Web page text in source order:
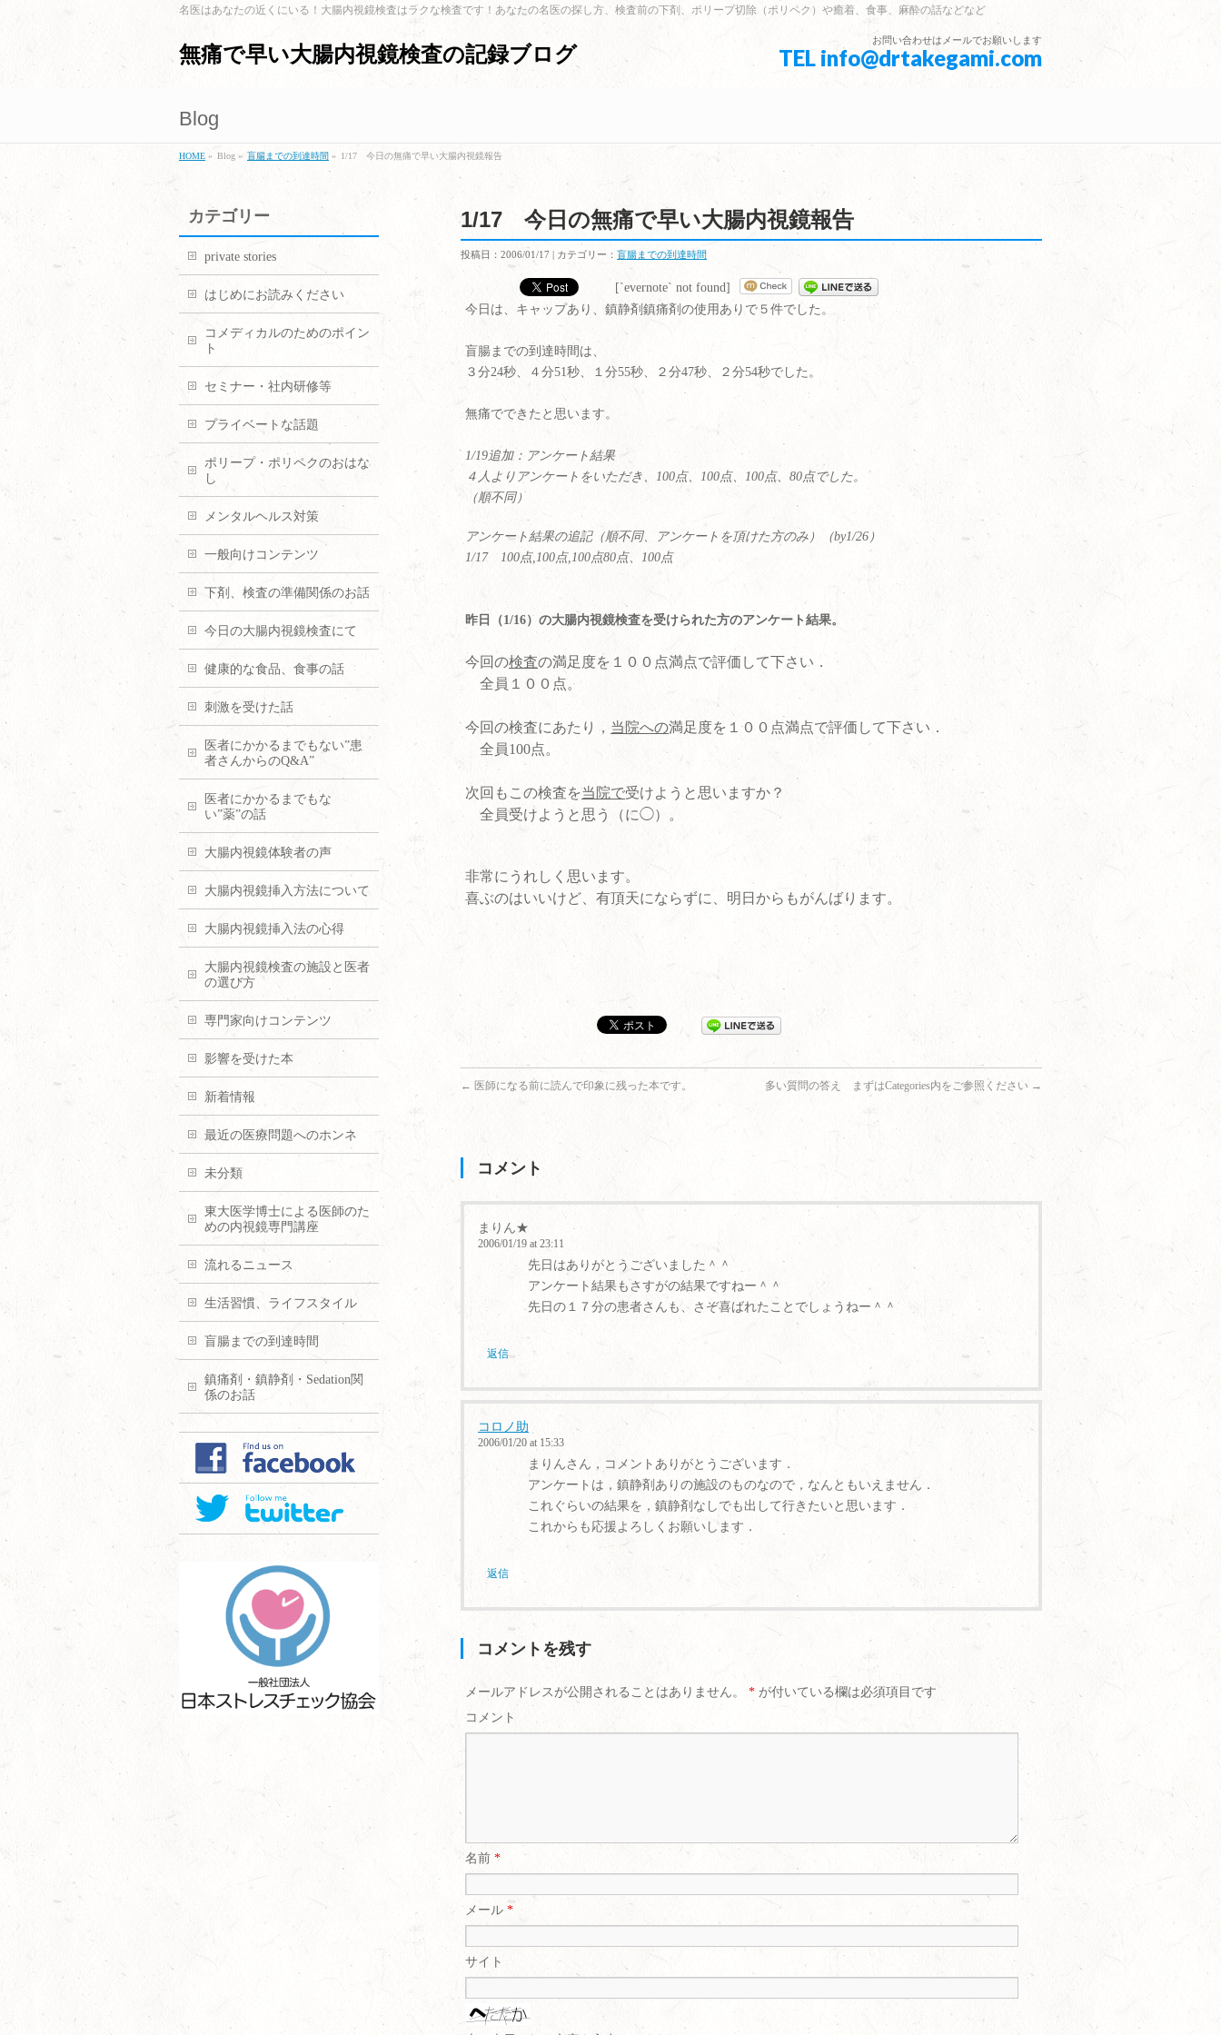
名医はあなたの近くにいる！大腸内視鏡検査はラクな検査です！あなたの名医の探し方、検査前の下剤、ポリープ切除（ポリペク）や癒着、食事、麻酔の話などなど
無痛で早い大腸内視鏡検査の記録ブログ
お問い合わせはメールでお願いします
TEL info@drtakegami.com
Blog
HOME » Blog » 盲腸までの到達時間 » 1/17 今日の無痛で早い大腸内視鏡報告
1/17 今日の無痛で早い大腸内視鏡報告
投稿日：2006/01/17 | カテゴリー： 盲腸までの到達時間
[`evernote` not found]
今日は、キャップあり、鎮静剤鎮痛剤の使用ありで５件でした。
盲腸までの到達時間は、
３分24秒、４分51秒、１分55秒、２分47秒、２分54秒でした。
無痛でできたと思います。
1/19追加：アンケート結果
４人よりアンケートをいただき、100点、100点、100点、80点でした。
（順不同）
アンケート結果の追記（順不同、アンケートを頂けた方のみ）（by1/26 ）
1/17
100点,100点,100点80点、 100点
昨日（1/16）の大腸内視鏡検査を受けられた方のアンケート結果。
今回の検査の満足度を１００点満点で評価して下さい．
全員１００点。
今回の検査にあたり， 当院への満足度を１００点満点で評価して下さい．
全員100点。
次回もこの検査を当院で受けようと思いますか？
全員受けようと思う（に◯）。
非常にうれしく思います。
喜ぶのはいいけど、有頂天にならずに、明日からもがんばります。
← 医師になる前に読んで印象に残った本です。 多い質問の答え まずはCategories内をご参照ください →
コメント
まりん★
2006/01/19 at 23:11
先日はありがとうございました＾＾
アンケート結果もさすがの結果ですねー＾＾
先日の１７分の患者さんも、さぞ喜ばれたことでしょうねー＾＾
返信
コロノ助
2006/01/20 at 15:33
まりんさん，コメントありがとうございます．
アンケートは，鎮静剤ありの施設のものなので，なんともいえません．
これぐらいの結果を，鎮静剤なしでも出して行きたいと思います．
これからも応援よろしくお願いします．
返信
コメントを残す
メールアドレスが公開されることはありません。 * が付いている欄は必須項目です
コメント
名前 *
メール *
サイト
カテゴリー
private stories
はじめにお読みください
コメディカルのためのポイン
ト
セミナー・社内研修等
プライベートな話題
ポリープ・ポリペクのおはな
し
メンタルヘルス対策
一般向けコンテンツ
下剤、検査の準備関係のお話
今日の大腸内視鏡検査にて
健康的な食品、食事の話
刺激を受けた話
医者にかかるまでもない”患
者さんからのQ&A”
医者にかかるまでもな
い”薬”の話
大腸内視鏡体験者の声
大腸内視鏡挿入方法について
大腸内視鏡挿入法の心得
大腸内視鏡検査の施設と医者
の選び方
専門家向けコンテンツ
影響を受けた本
新着情報
最近の医療問題へのホンネ
未分類
東大医学博士による医師のた
めの内視鏡専門講座
流れるニュース
生活習慣、ライフスタイル
盲腸までの到達時間
鎮痛剤・鎮静剤・Sedation関
係のお話